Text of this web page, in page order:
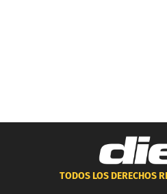
TODOS LOS DERECHOS